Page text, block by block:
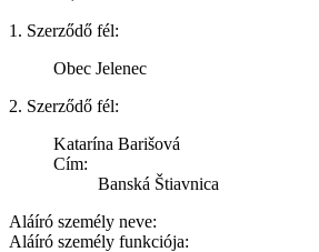
1. Szerződő fél:
Obec Jelenec
2. Szerződő fél:
Katarína Barišová
Cím:
Banská Štiavnica
Aláíró személy neve:
Aláíró személy funkciója: